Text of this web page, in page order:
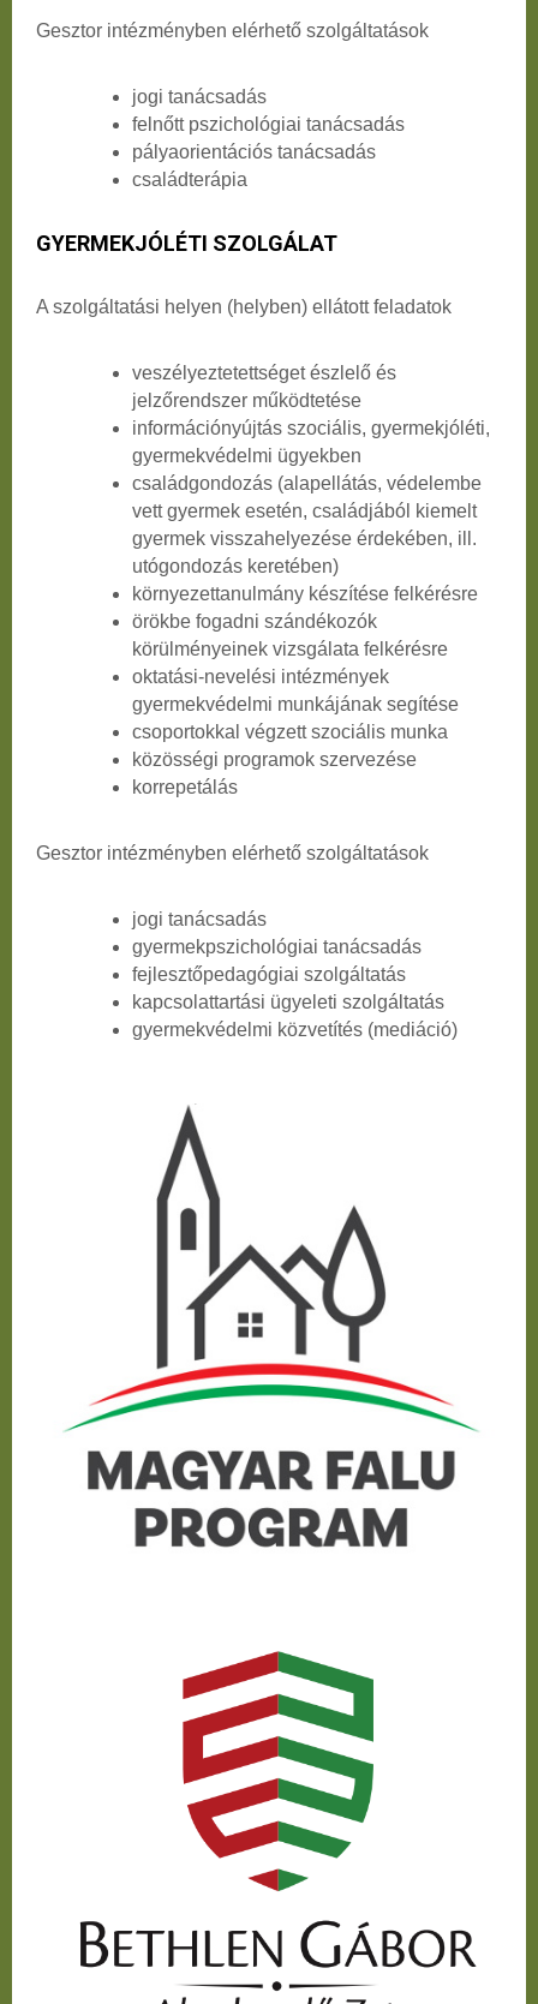
Gesztor intézményben elérhető szolgáltatások
jogi tanácsadás
felnőtt pszichológiai tanácsadás
pályaorientációs tanácsadás
családterápia
GYERMEKJÓLÉTI SZOLGÁLAT
A szolgáltatási helyen (helyben) ellátott feladatok
veszélyeztetettséget észlelő és
jelzőrendszer működtetése
információnyújtás szociális, gyermekjóléti,
gyermekvédelmi ügyekben
családgondozás (alapellátás, védelembe
vett gyermek esetén, családjából kiemelt
gyermek visszahelyezése érdekében, ill.
utógondozás keretében)
környezettanulmány készítése felkérésre
örökbe fogadni szándékozók
körülményeinek vizsgálata felkérésre
oktatási-nevelési intézmények
gyermekvédelmi munkájának segítése
csoportokkal végzett szociális munka
közösségi programok szervezése
korrepetálás
Gesztor intézményben elérhető szolgáltatások
jogi tanácsadás
gyermekpszichológiai tanácsadás
fejlesztőpedagógiai szolgáltatás
kapcsolattartási ügyeleti szolgáltatás
gyermekvédelmi közvetítés (mediáció)